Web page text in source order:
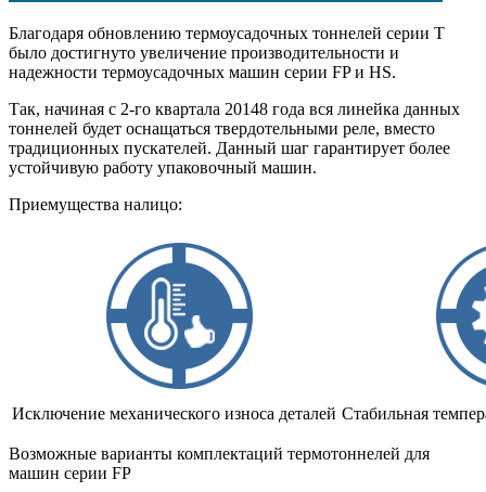
Благодаря обновлению термоусадочных тоннелей серии T
было достигнуто увеличение производительности и
надежности термоусадочных машин серии FP и HS.
Так, начиная с 2-го квартала 20148 года вся линейка данных
тоннелей будет оснащаться твердотельными реле, вместо
традиционных пускателей. Данный шаг гарантирует более
устойчивую работу упаковочный машин.
Приемущества налицо:
Исключение механического износа деталей Стабильная
Возможные варианты комплектаций термотоннелей для
машин серии FP